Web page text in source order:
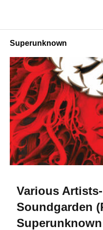
Superunknown
Various
Soundgarden